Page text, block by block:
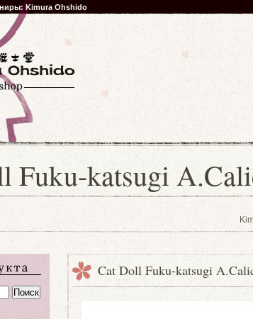
Kimura Ohshido
Fuku-katsugi
Cat Doll Fuku-katsugi